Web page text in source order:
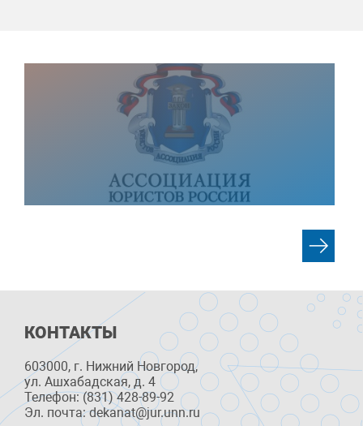
КОНТАКТЫ
603000, г. Нижний Новгород,
ул. Ашхабадская, д. 4
Телефон: (831) 428-89-92
Эл. почта: dekanat@jur.unn.ru